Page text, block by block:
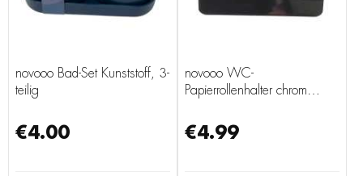
novooo Bad-Set Kunststoff, 3-
teilig
€4.00
novooo WC-
Papierrollenhalter chrom
€4.99